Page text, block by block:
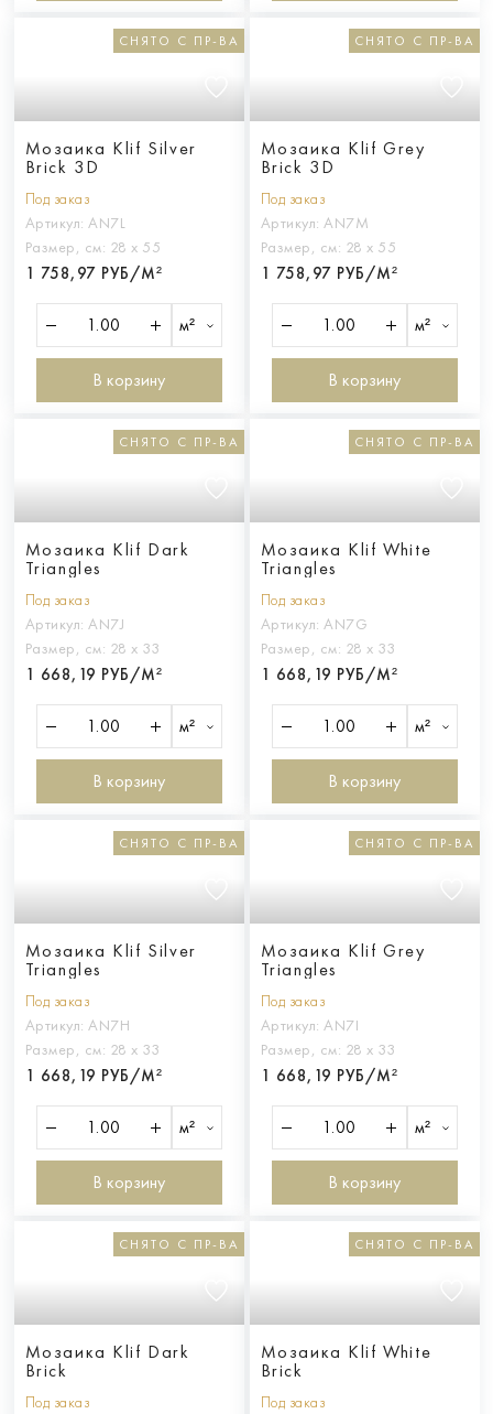
СНЯТО С ПР-ВА
Мозаика Klif Silver
Brick 3D
Под заказ
Артикул: AN7L
Размер, см: 28 х 55
1 758,97 РУБ/М²
м²
В корзину
СНЯТО С ПР-ВА
Мозаика Klif Grey
Brick 3D
Под заказ
Артикул: AN7M
Размер, см: 28 х 55
1 758,97 РУБ/М²
м²
В корзину
СНЯТО С ПР-ВА
Мозаика Klif Dark
Triangles
Под заказ
Артикул: AN7J
Размер, см: 28 х 33
1 668,19 РУБ/М²
м²
В корзину
СНЯТО С ПР-ВА
Мозаика Klif White
Triangles
Под заказ
Артикул: AN7G
Размер, см: 28 х 33
1 668,19 РУБ/М²
м²
В корзину
СНЯТО С ПР-ВА
Мозаика Klif Silver
Triangles
Под заказ
Артикул: AN7H
Размер, см: 28 х 33
1 668,19 РУБ/М²
м²
В корзину
СНЯТО С ПР-ВА
Мозаика Klif Grey
Triangles
Под заказ
Артикул: AN7I
Размер, см: 28 х 33
1 668,19 РУБ/М²
м²
В корзину
СНЯТО С ПР-ВА
Мозаика Klif Dark
Brick
Под заказ
СНЯТО С ПР-ВА
Мозаика Klif White
Brick
Под заказ